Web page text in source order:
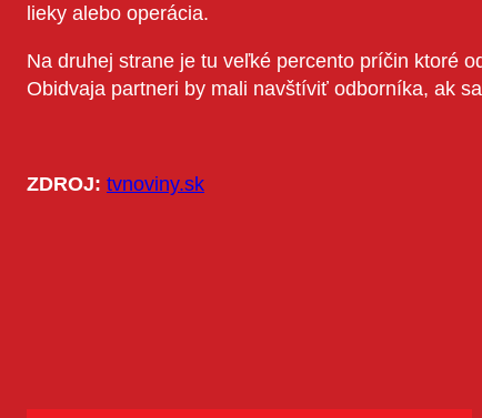
lieky alebo operácia.
Na druhej strane je tu veľké percento príčin ktoré
Obidvaja partneri by mali navštíviť odborníka, ak
ZDROJ: tvnoviny.sk